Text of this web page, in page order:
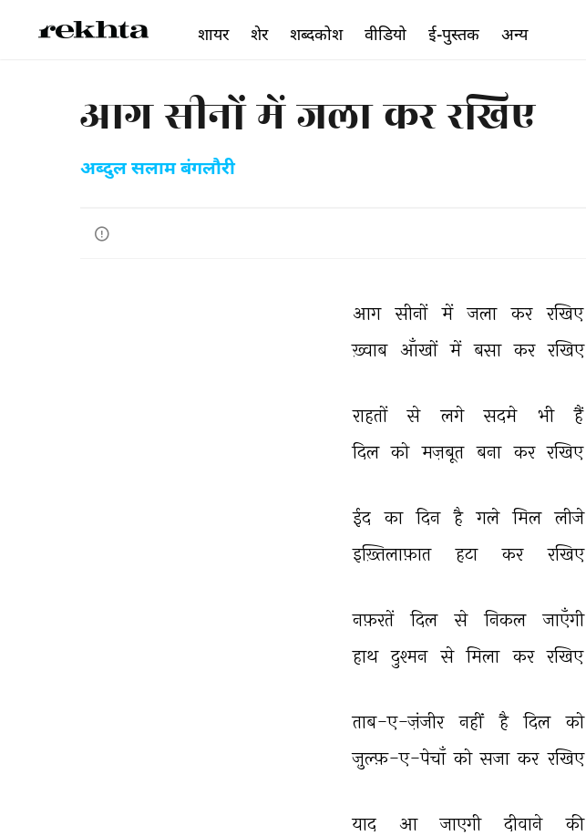
आग सीनों में जला कर रखिए
अब्दुल सलाम बंगलौरी
आग सीनों में जला कर
रखिए
ख़्वाब आँखों में बसा कर रखिए
राहतों से लगे सदमे भी
हैं
दिल को मज़बूत बना कर रखिए
ईद का दिन है गले मिल लीजे
इख़्तिलाफ़ात
हटा कर रखिए
नफ़रतें दिल से निकल
जाएँगी
हाथ दुश्मन से मिला कर रखिए
ताब-ए-ज़ंजीर नहीं है दिल
को
ज़ुल्फ़-ए-पेचाँ को सजा कर रखिए
याद आ जाएगी दीवाने
की
शायर शेर शब्दकोश वीडियो ई-पुस्तक अन्य